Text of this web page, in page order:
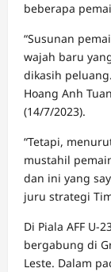
beberapa
“Susunan
wajah baru
dikasih
Hoang Anh
(14/7/2023).
“Tetapi,
mustahil
dan ini yang
juru strategi
Di Piala AFF U-
bergabung di
Leste. Dalam